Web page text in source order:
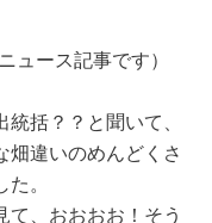
ュース記事です）
括？？と聞いて、
畑違いのめんどくさ
。
、おおおお！そう